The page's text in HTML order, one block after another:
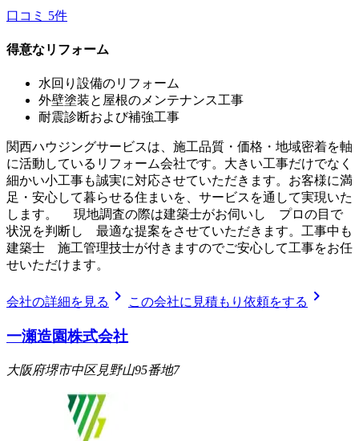
口コミ 5件
得意なリフォーム
水回り設備のリフォーム
外壁塗装と屋根のメンテナンス工事
耐震診断および補強工事
関西ハウジングサービスは、施工品質・価格・地域密着を軸
に活動しているリフォーム会社です。大きい工事だけでなく
細かい小工事も誠実に対応させていただきます。お客様に満
足・安心して暮らせる住まいを、サービスを通して実現いた
します。 現地調査の際は建築士がお伺いし プロの目で
状況を判断し 最適な提案をさせていただきます。工事中も
建築士 施工管理技士が付きますのでご安心して工事をお任
せいただけます。
会社の詳細を見る chevron_right この会社に見積もり依頼をする chevron_right
一瀬造園株式会社
大阪府堺市中区見野山95番地7